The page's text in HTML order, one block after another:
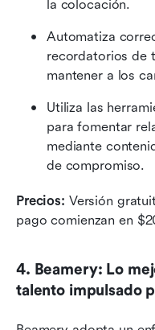
la colocación.
Automatiza
recordatorios de
mantener a los
Utiliza las
para fomentar
mediante
de compromiso.
Precios: Versión
pago comienzan en
4. Beamery: Lo
talento impulsado